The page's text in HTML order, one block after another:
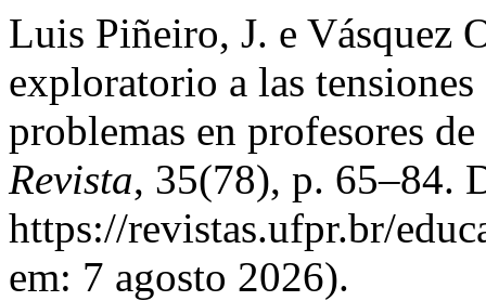
Luis Piñeiro, J. e Vásquez
exploratorio a las
problemas en profesores
Revista, 35(78), p. 65–84.
https://revistas.ufpr.br/
em: 7 agosto 2026).